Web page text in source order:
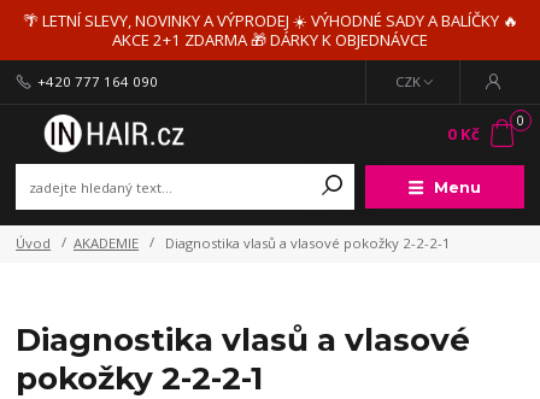
🌴 LETNÍ SLEVY, NOVINKY A VÝPRODEJ ☀️ VÝHODNÉ SADY A BALÍČKY 🔥
AKCE 2+1 ZDARMA 🎁 DÁRKY K OBJEDNÁVCE
Menu
CZK
+420 777 164 090
0
0 Kč
Úvod AKADEMIE Diagnostika vlasů a vlasové pokožky 2-2-2-1
Diagnostika vlasů a vlasové
pokožky 2-2-2-1